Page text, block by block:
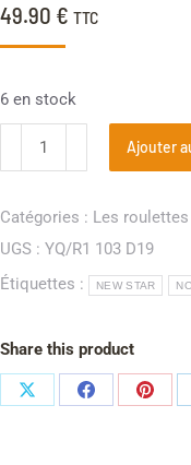
49.90 € TTC
6 en stock
Ajouter
Catégories : Les
UGS : YQ/R1 103 D19
Étiquettes :
NEW STAR
Share this product